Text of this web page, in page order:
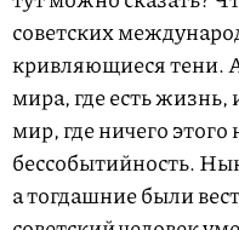
советских
кривляющиеся тени.
мира, где есть
мир, где ничего этого
бессобытийность.
а тогдашние были